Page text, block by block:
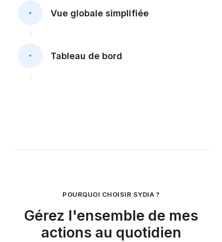
Vue globale simplifiée
Tableau de bord
POURQUOI CHOISIR SYDIA ?
Gérez l'ensemble de mes
actions au quotidien